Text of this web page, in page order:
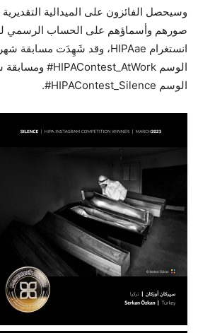
وسيحصل الفائزون على الميدالية
صورهم وأسماؤهم على الحساب الرسمي
انستغرام HIPAae، وقد شَهِدَت مسابقة شهر
الوسم HIPAContest_AtWork
#
الوسم HIPAContest_Silence
#
.